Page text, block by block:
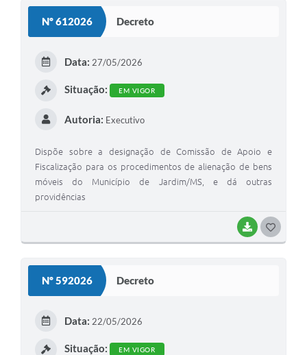
Nº 612026 Decreto
BAIXAR
Data: 27/05/2026
Situação: EM VIGOR
Autoria: Executivo
Dispõe sobre a designação de Comissão de Apoio e
Fiscalização para os procedimentos de alienação de bens
móveis do Município de Jardim/MS, e dá outras
providências
Nº 592026 Decreto
Data: 22/05/2026
Situação: EM VIGOR